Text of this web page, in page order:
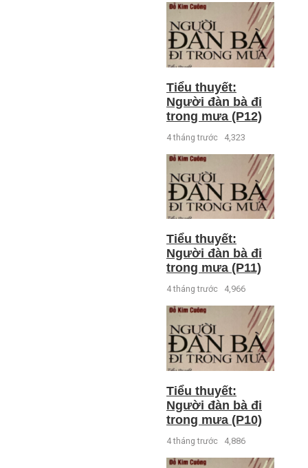
Tiểu thuyết:
Người đàn bà đi
trong mưa (P12)
4 tháng trước 4,323
Tiểu thuyết:
Người đàn bà đi
trong mưa (P11)
4 tháng trước 4,966
Tiểu thuyết:
Người đàn bà đi
trong mưa (P10)
4 tháng trước 4,886